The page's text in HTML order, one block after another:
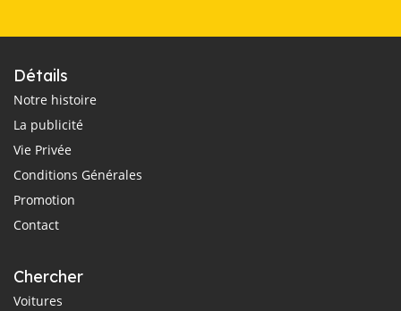
Détails
Notre histoire
La publicité
Vie Privée
Conditions Générales
Promotion
Contact
Chercher
Voitures